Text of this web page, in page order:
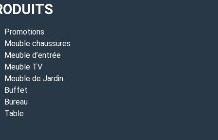
Promotions
Meuble chaussures
Meuble d’entrée
Meuble TV
Meuble de Jardin
Buffet
Bureau
Table